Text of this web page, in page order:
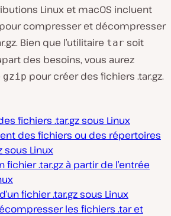
Linux et macOS incluent
compresser et décompresser
Bien que l’utilitaire tar soit
des besoins, vous aurez
gzip pour créer des fichiers .tar.gz.
fichiers .tar.gz sous Linux
des fichiers ou des répertoires
sous Linux
.tar.gz à partir de l’entrée
fichier .tar.gz sous Linux
les fichiers .tar et